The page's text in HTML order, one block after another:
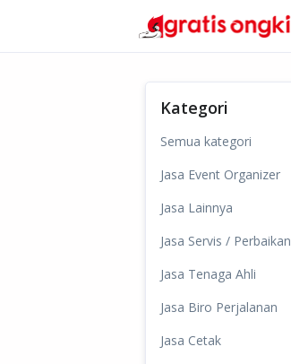
Kategori
Semua kategori
Jasa Event Organizer
Jasa Lainnya
Jasa Servis / Perbaikan
Jasa Tenaga Ahli
Jasa Biro Perjalanan
Jasa Cetak